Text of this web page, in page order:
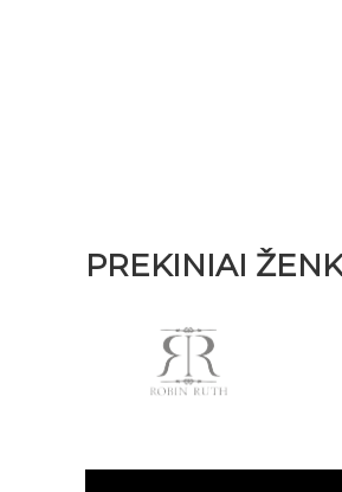
PREKINIAI